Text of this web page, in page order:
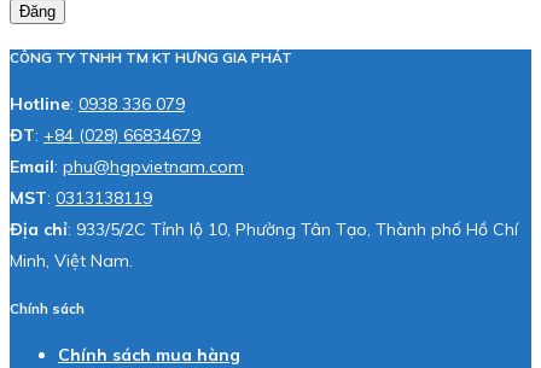
Đăng
CÔNG TY TNHH TM KT HƯNG GIA PHÁT
Hotline: 0938 336 079
ĐT: +84 (028) 66834679
Email: phu@hgpvietnam.com
MST: 0313138119
Địa chỉ: 933/5/2C Tỉnh lộ 10, Phường Tân Tạo, Thành phố Hồ Chí
Minh, Việt Nam.
Chính sách
Chính sách mua hàng